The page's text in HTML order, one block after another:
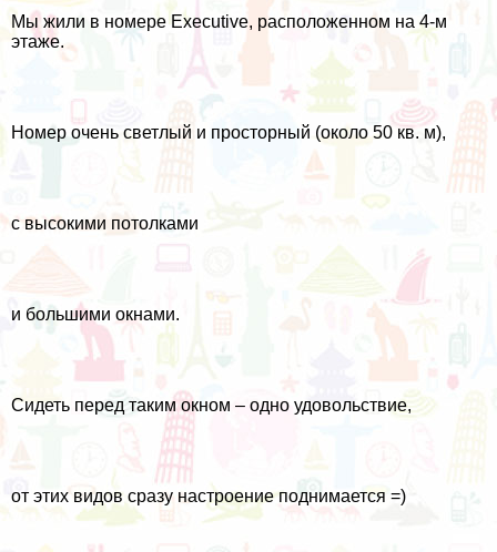
Мы жили в номере Executive, расположенном на 4-м
этаже.
Номер очень светлый и просторный (около 50 кв. м),
с высокими потолками
и большими окнами.
Сидеть перед таким окном – одно удовольствие,
от этих видов сразу настроение поднимается =)